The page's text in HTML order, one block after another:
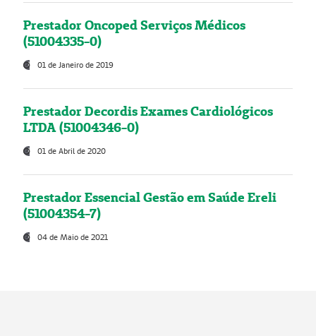
Prestador Oncoped Serviços Médicos
(51004335-0)
01 de Janeiro de 2019
Prestador Decordis Exames Cardiológicos
LTDA (51004346-0)
01 de Abril de 2020
Prestador Essencial Gestão em Saúde Ereli
(51004354-7)
04 de Maio de 2021